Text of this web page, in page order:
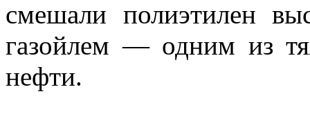
смешали полиэтилен
газойлем — одним из
нефти.